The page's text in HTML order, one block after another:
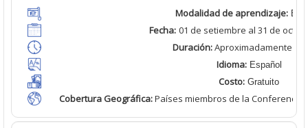
Modalidad de aprendizaje:
Fecha: 01 de setiembre al 31 de
Duración:Aproximadamente
Idioma:Español
Costo: Gratuito
Cobertura Geográfica:Países miembros de la Conferencia